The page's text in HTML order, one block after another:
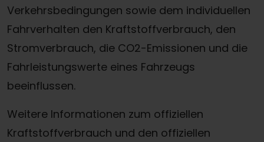
Verkehrsbedingungen sowie dem individuellen
Fahrverhalten den Kraftstoffverbrauch, den
Stromverbrauch, die CO2-Emissionen und die
Fahrleistungswerte eines Fahrzeugs
beeinflussen.
Weitere Informationen zum offiziellen
Kraftstoffverbrauch und den offiziellen